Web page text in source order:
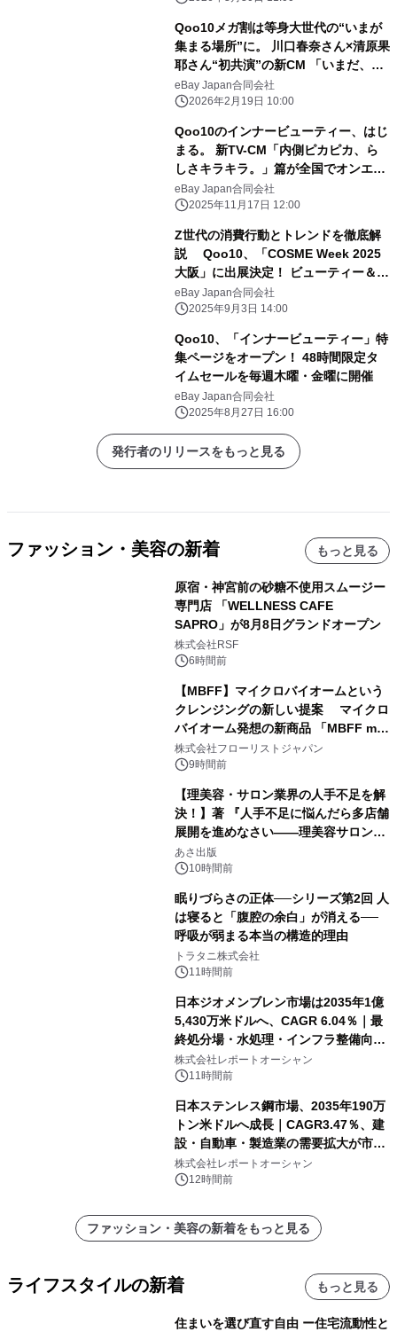
Qoo10メガ割は等身大世代の“いまが
集まる場所”に。 川口春奈さん×清原果
耶さん“初共演”の新CM 「いまだ、メ
ガ割」篇 2月23日(月・祝)より全国
で放映開始
eBay Japan合同会社
2026年2月19日 10:00
Qoo10のインナービューティー、はじ
まる。 新TV-CM「内側ピカピカ、ら
しさキラキラ。」篇が全国でオンエ
ア！ 清原果耶さんの“内側から光り
輝く美しさ”の秘訣とは！？
eBay Japan合同会社
2025年11月17日 12:00
Z世代の消費行動とトレンドを徹底解
説 Qoo10、「COSME Week 2025
大阪」に出展決定！ ビューティー＆イ
ンナービューティーに関する 【商談予
約】の受付を開始
eBay Japan合同会社
2025年9月3日 14:00
Qoo10、「インナービューティー」特
集ページをオープン！ 48時間限定タ
イムセールを毎週木曜・金曜に開催
eBay Japan合同会社
2025年8月27日 16:00
発行者のリリースをもっと見る
ファッション・美容の新着 もっと見る
原宿・神宮前の砂糖不使用スムージー
専門店 「WELLNESS CAFE
SAPRO」が8月8日グランドオープン
株式会社RSF
6時間前
【MBFF】マイクロバイオームという
クレンジングの新しい提案 マイクロ
バイオーム発想の新商品 「MBFF mb
クレンジングPRO」を2026年8月6日
発売
株式会社フローリストジャパン
9時間前
【理美容・サロン業界の人手不足を解
決！】著 『人手不足に悩んだら多店舗
展開を進めなさい――理美容サロン
「多店舗展開」の教科書』2026年8月
24日（月）発売
あさ出版
10時間前
眠りづらさの正体──シリーズ第2回 人
は寝ると「腹腔の余白」が消える──
呼吸が弱まる本当の構造的理由
トラタニ株式会社
11時間前
日本ジオメンブレン市場は2035年1億
5,430万米ドルへ、CAGR 6.04％｜最
終処分場・水処理・インフラ整備向け
需要拡大
株式会社レポートオーシャン
11時間前
日本ステンレス鋼市場、2035年190万
トン米ドルへ成長｜CAGR3.47％、建
設・自動車・製造業の需要拡大が市場
を牽引
株式会社レポートオーシャン
12時間前
ファッション・美容の新着をもっと見る
ライフスタイルの新着 もっと見る
住まいを選び直す自由 ー住宅流動性と